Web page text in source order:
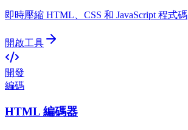
即時壓縮 HTML、CSS 和 JavaScript 程式碼
開啟工具
開發
編碼
HTML 編碼器